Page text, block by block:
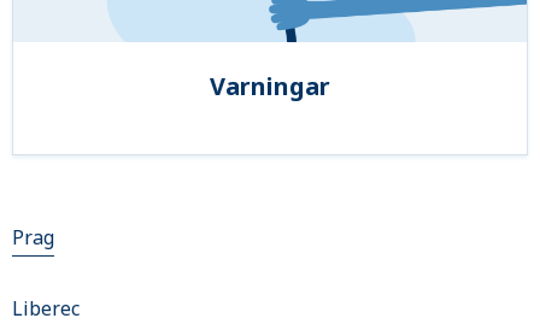
Varningar
Prag
Liberec